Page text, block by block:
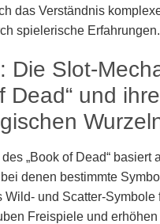
das Verständnis
spielerische Erfahrungen.
Die Slot-
Dead“ und ihre
„Book of Dead“ basiert
denen bestimmte
Wild- und Scatter-
Freispiele und